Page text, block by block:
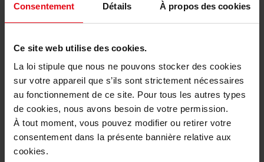
Consentement Détails À propos des cookies
Ce site web utilise des cookies.
La loi stipule que nous ne pouvons stocker des cookies
sur votre appareil que s’ils sont strictement nécessaires
au fonctionnement de ce site. Pour tous les autres types
de cookies, nous avons besoin de votre permission.
À tout moment, vous pouvez modifier ou retirer votre
consentement dans la présente bannière relative aux
cookies.
Gratis levering bij aankoop van min. 55€
Gratis verpakking
Beschrijving